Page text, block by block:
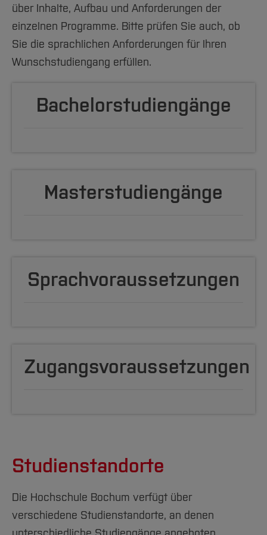
Arbeiten im FB G
Forschung und Projekte
International
Team
Service
Studiengänge
Studieninteressierte
Aktuelles
Studium
Fachgruppen
Forschung und Entwicklung
Team
Amtliche Bekanntmachungen
Notfall-Infos
BO Shop
Familiengerechte Hochschule
Gleichstellung
Diskriminierungsfreie Hochschule
Vertretungen
Hochschulbibliothek
Hochschulkommunikation
International Office
Medienzentrum
Zentrale Studienberatung
über Inhalte, Aufbau und Anforderungen der
einzelnen Programme. Bitte prüfen Sie auch, ob
Sie die sprachlichen Anforderungen für Ihren
Wunschstudiengang erfüllen.
Bachelorstudiengänge
Masterstudiengänge
Sprachvoraussetzungen
Zugangsvoraussetzungen
Studienstandorte
Die Hochschule Bochum verfügt über
verschiedene Studienstandorte, an denen